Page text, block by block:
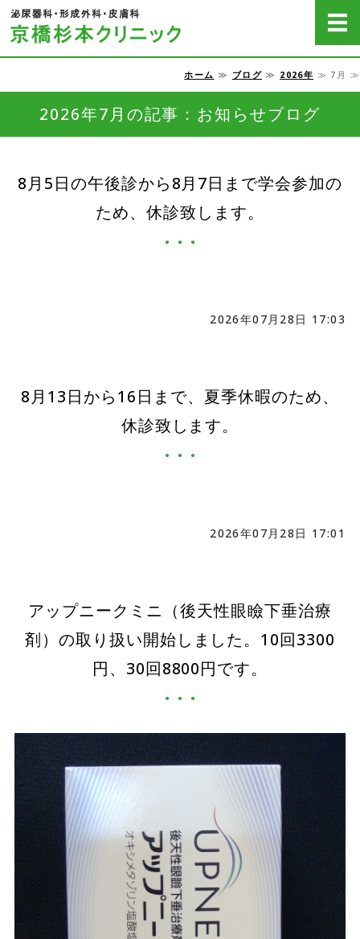
京橋杉本クリニ
病気の説明
費用一覧
ホーム ≫ ブログ≫ 2026年 ≫ 7月 ≫
2026年7月の記事：お知らせブログ
8月5日の午後診から8月7日まで学会参加の
ため、休診致します。
2026年07月28日 17:03
8月13日から16日まで、夏季休暇のため、
休診致します。
2026年07月28日 17:01
アップニークミニ（後天性眼瞼下垂治療
剤）の取り扱い開始しました。10回3300
円、30回8800円です。